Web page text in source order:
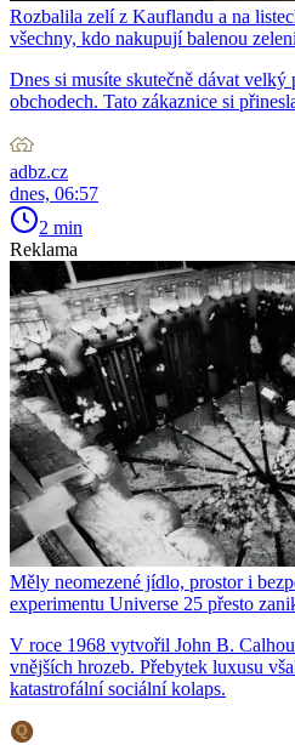
Rozbalila zelí z Kauflandu a na
všechny, kdo nakupují balenou
Dnes si musíte skutečně dávat
obchodech. Tato zákaznice si
adbz.cz
dnes, 06:57
2 min
Reklama
Měly neomezené jídlo, prostor i
experimentu Universe 25 přesto
V roce 1968 vytvořil John B.
vnějších hrozeb. Přebytek luxusu
katastrofální sociální kolaps.